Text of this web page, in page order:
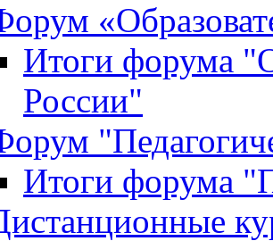
Итоги форума
России"
Итоги форума